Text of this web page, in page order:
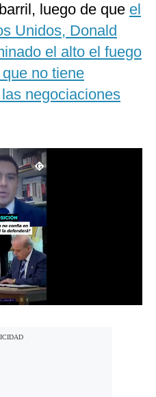
luego de que el
Unidos, Donald
el alto el fuego
no tiene
negociaciones